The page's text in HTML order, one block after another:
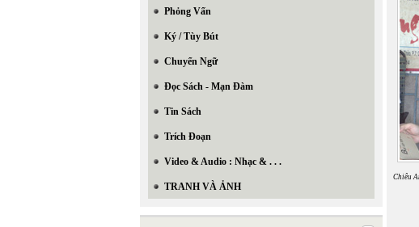
Phỏng Vấn
Ký / Tùy Bút
Chuyển Ngữ
Đọc Sách - Mạn Đàm
Tin Sách
Trích Đoạn
Video & Audio : Nhạc & . . .
TRANH VÀ ẢNH
Chiêu